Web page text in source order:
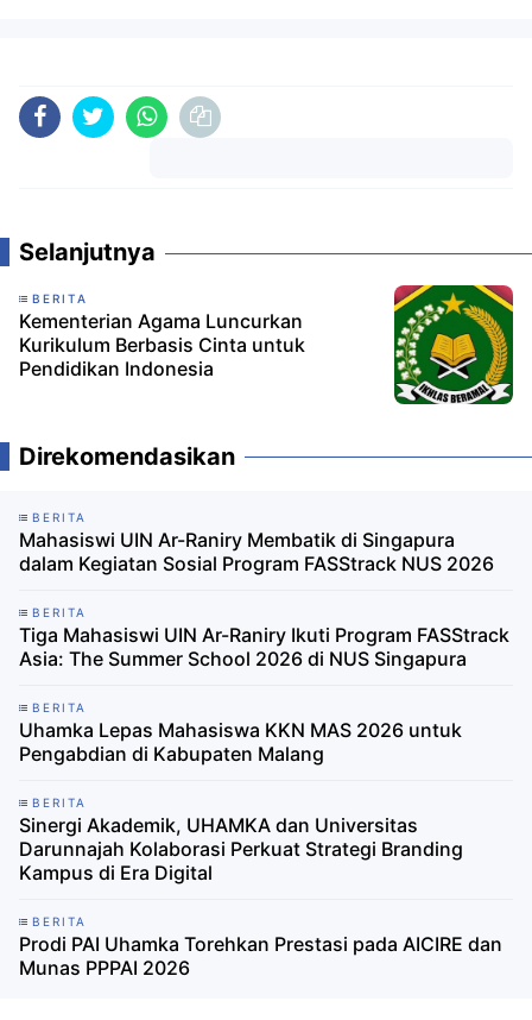
Selanjutnya
BERITA
Kementerian Agama Luncurkan
Kurikulum Berbasis Cinta untuk
Pendidikan Indonesia
Direkomendasikan
BERITA
Mahasiswi UIN Ar-Raniry Membatik di Singapura
dalam Kegiatan Sosial Program FASStrack NUS 2026
BERITA
Tiga Mahasiswi UIN Ar-Raniry Ikuti Program FASStrack
Asia: The Summer School 2026 di NUS Singapura
BERITA
Uhamka Lepas Mahasiswa KKN MAS 2026 untuk
Pengabdian di Kabupaten Malang
BERITA
Sinergi Akademik, UHAMKA dan Universitas
Darunnajah Kolaborasi Perkuat Strategi Branding
Kampus di Era Digital
BERITA
Prodi PAI Uhamka Torehkan Prestasi pada AICIRE dan
Munas PPPAI 2026